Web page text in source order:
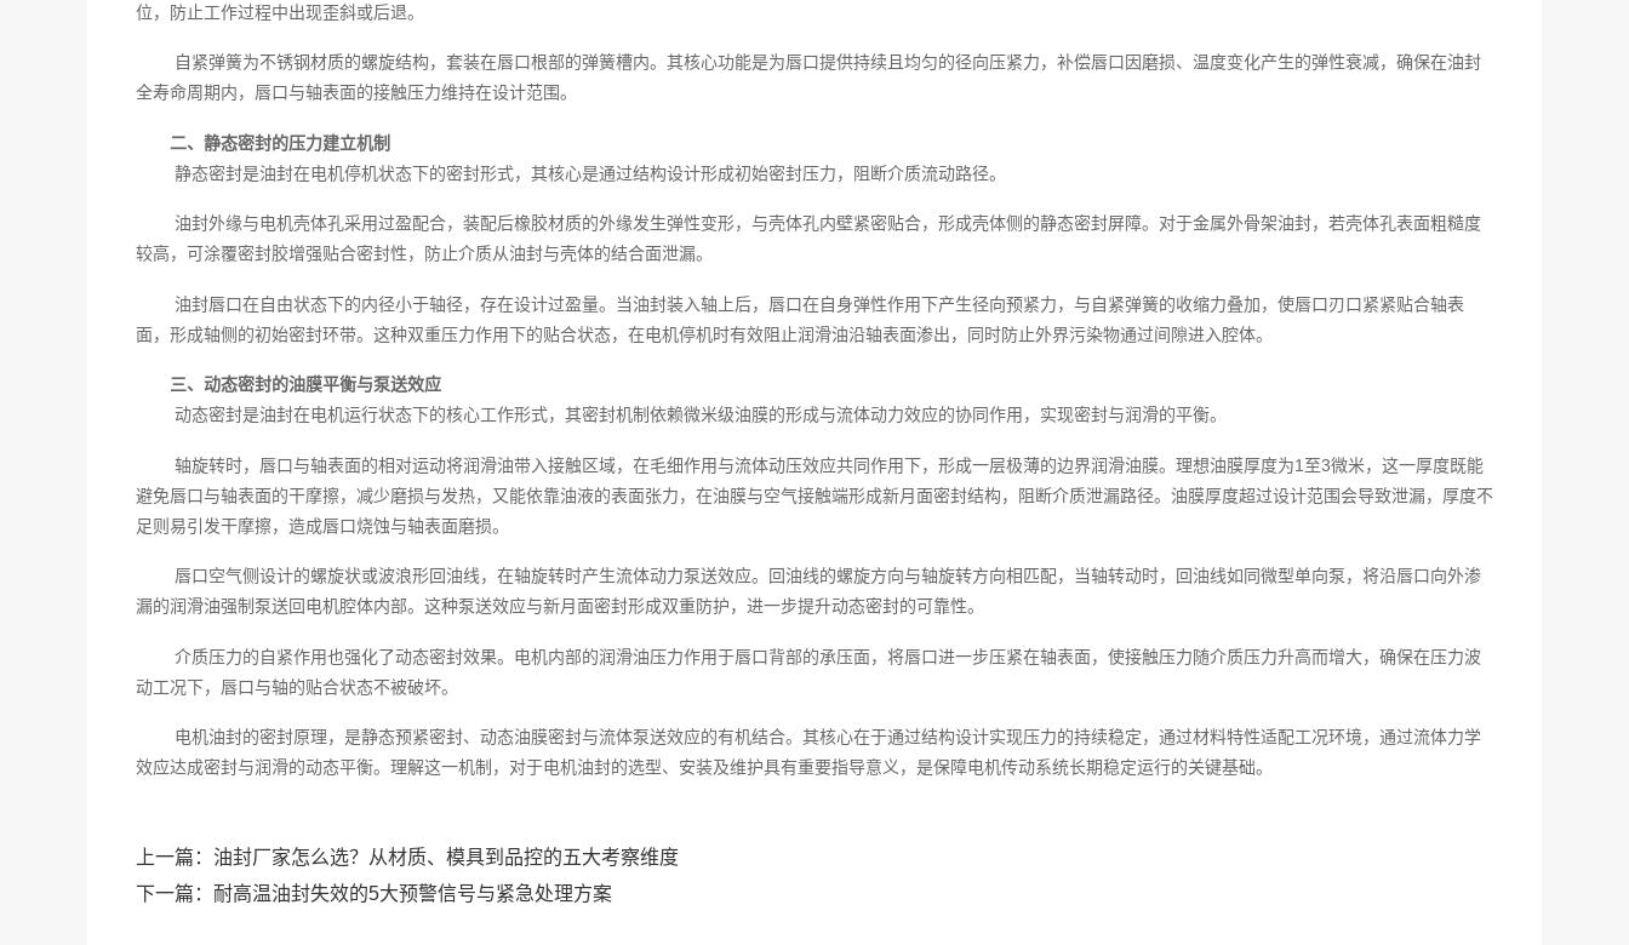
位，防止工作过程中出现歪斜或后退。
自紧弹簧为不锈钢材质的螺旋结构，套装在唇口根部的弹簧槽内。其核心功能是为唇口提供持续且均匀的径向压紧力，补偿唇口因磨损、温度变化产生的弹性衰减，确保在油封
全寿命周期内，唇口与轴表面的接触压力维持在设计范围。
二、静态密封的压力建立机制
静态密封是油封在电机停机状态下的密封形式，其核心是通过结构设计形成初始密封压力，阻断介质流动路径。
油封外缘与电机壳体孔采用过盈配合，装配后橡胶材质的外缘发生弹性变形，与壳体孔内壁紧密贴合，形成壳体侧的静态密封屏障。对于金属外骨架油封，若壳体孔表面粗糙度
较高，可涂覆密封胶增强贴合密封性，防止介质从油封与壳体的结合面泄漏。
油封唇口在自由状态下的内径小于轴径，存在设计过盈量。当油封装入轴上后，唇口在自身弹性作用下产生径向预紧力，与自紧弹簧的收缩力叠加，使唇口刃口紧紧贴合轴表
面，形成轴侧的初始密封环带。这种双重压力作用下的贴合状态，在电机停机时有效阻止润滑油沿轴表面渗出，同时防止外界污染物通过间隙进入腔体。
三、动态密封的油膜平衡与泵送效应
动态密封是油封在电机运行状态下的核心工作形式，其密封机制依赖微米级油膜的形成与流体动力效应的协同作用，实现密封与润滑的平衡。
轴旋转时，唇口与轴表面的相对运动将润滑油带入接触区域，在毛细作用与流体动压效应共同作用下，形成一层极薄的边界润滑油膜。理想油膜厚度为1至3微米，这一厚度既能
避免唇口与轴表面的干摩擦，减少磨损与发热，又能依靠油液的表面张力，在油膜与空气接触端形成新月面密封结构，阻断介质泄漏路径。油膜厚度超过设计范围会导致泄漏，厚度不
足则易引发干摩擦，造成唇口烧蚀与轴表面磨损。
唇口空气侧设计的螺旋状或波浪形回油线，在轴旋转时产生流体动力泵送效应。回油线的螺旋方向与轴旋转方向相匹配，当轴转动时，回油线如同微型单向泵，将沿唇口向外渗
漏的润滑油强制泵送回电机腔体内部。这种泵送效应与新月面密封形成双重防护，进一步提升动态密封的可靠性。
介质压力的自紧作用也强化了动态密封效果。电机内部的润滑油压力作用于唇口背部的承压面，将唇口进一步压紧在轴表面，使接触压力随介质压力升高而增大，确保在压力波
动工况下，唇口与轴的贴合状态不被破坏。
电机油封的密封原理，是静态预紧密封、动态油膜密封与流体泵送效应的有机结合。其核心在于通过结构设计实现压力的持续稳定，通过材料特性适配工况环境，通过流体力学
效应达成密封与润滑的动态平衡。理解这一机制，对于电机油封的选型、安装及维护具有重要指导意义，是保障电机传动系统长期稳定运行的关键基础。
上一篇： 油封厂家怎么选？从材质、模具到品控的五大考察维度
下一篇： 耐高温油封失效的5大预警信号与紧急处理方案